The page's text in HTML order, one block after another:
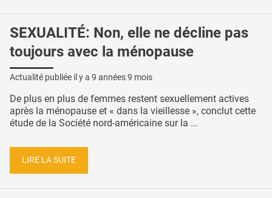
SEXUALITÉ: Non, elle ne décline pas
toujours avec la ménopause
Actualité publiée il y a 9 années 9 mois
De plus en plus de femmes restent sexuellement actives
après la ménopause et « dans la vieillesse », conclut cette
étude de la Société nord-américaine sur la ...
LIRE LA SUITE